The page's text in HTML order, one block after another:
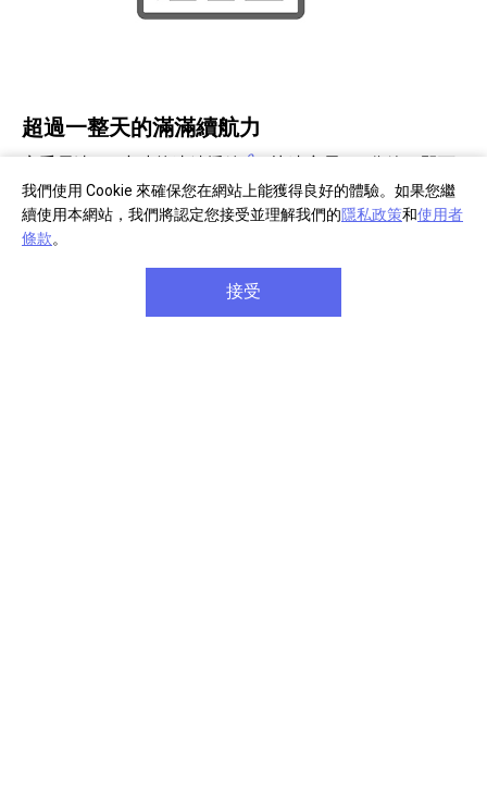
我們使用 Cookie 來確保您在網站上能獲得良好的體驗。如果您繼
續使用本網站，我們將認定您接受並理解我們的隱私政策和使用者
條款。
接受
超過一整天的滿滿續航力
享受長達 25 小時的連續播放 9。快速充電 10 分鐘，即可
聆聽 70 分鐘。